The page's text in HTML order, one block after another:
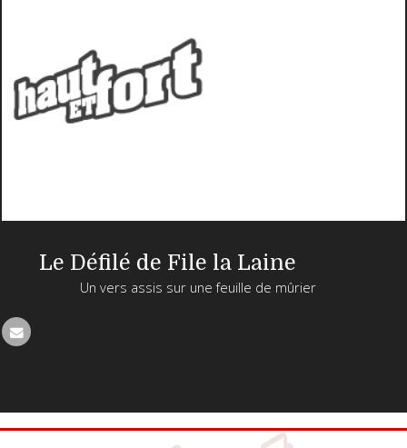
Le Défilé de File la Laine
Un vers assis sur une feuille de mûrier